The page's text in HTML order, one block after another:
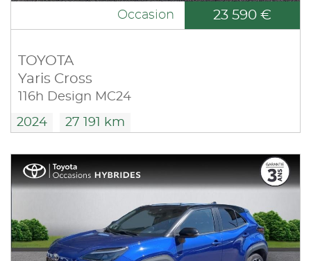
Occasion 23 590 €
TOYOTA
Yaris Cross
116h Design MC24
2024 27 191 km